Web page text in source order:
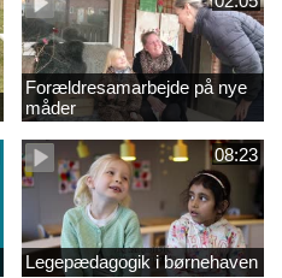
Forældresamarbejde på nye
måder
08:23
Legepædagogik i børnehaven